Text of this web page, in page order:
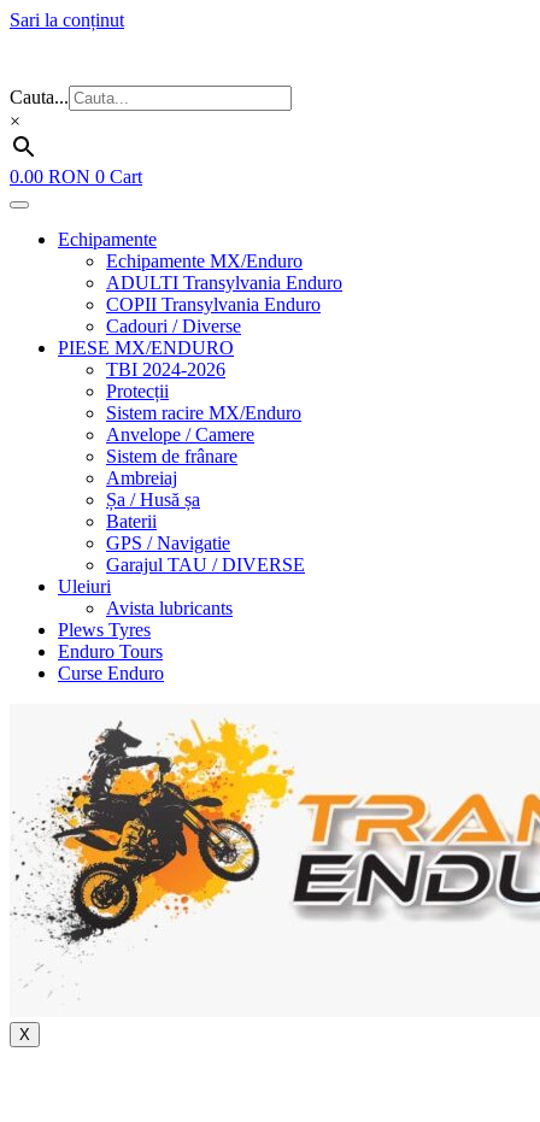
Sari la conținut
Cauta...
×
0.00 RON 0 Cart
Echipamente
Echipamente MX/Enduro
ADULTI Transylvania Enduro
COPII Transylvania Enduro
Cadouri / Diverse
PIESE MX/ENDURO
TBI 2024-2026
Protecții
Sistem racire MX/Enduro
Anvelope / Camere
Sistem de frânare
Ambreiaj
Șa / Husă șa
Baterii
GPS / Navigatie
Garajul TAU / DIVERSE
Uleiuri
Avista lubricants
Plews Tyres
Enduro Tours
Curse Enduro
X